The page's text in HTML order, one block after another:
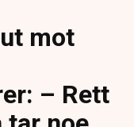
mot
– Rett